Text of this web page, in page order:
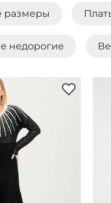
размеры
недорогие
платья